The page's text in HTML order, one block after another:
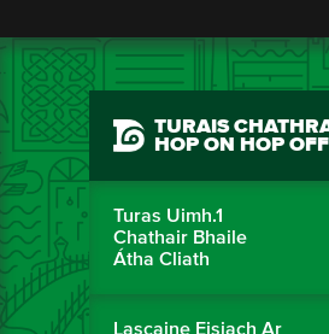
TURAIS
HOP ON HOP OFF
Turas Uimh.1
Chathair Bhaile
Átha Cliath
Lascaine Eisiach Ar